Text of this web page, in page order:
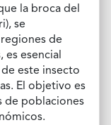
la broca del
se
de
esencial
este insecto
El objetivo es
de poblaciones